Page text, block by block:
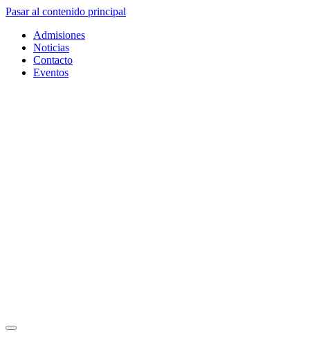
Pasar al contenido principal
Admisiones
Noticias
Contacto
Eventos